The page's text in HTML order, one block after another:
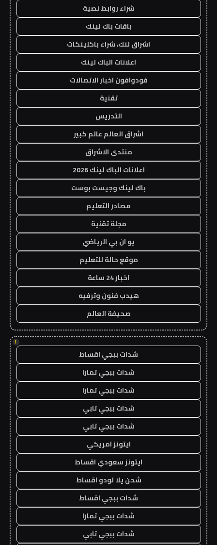
شراء روابط نصية
باقات باك لينك
اشراق لنك، شراء باكلينكات
اعلانات الباك لينك
فودوافون اخبار الاتصالات
تقنية
التدريس
اشراق العالم عالم كبير
منتدى الاشراق
اعلانات الباك لينك 2026
باك لينك وجيست بوست
مصادر التعليم
مجلة تقنية
يو ان بي الرياضي
موقع حالة للتعليم
اخبار 24 ساعة
هيدب فنون وترفيه
صحيفة العالم
!
شدات ببجي اقساط
شدات ببجي تمارا
شدات ببجي تمارا
شدات ببجي تابي
شدات ببجي تابي
ايتونز امريكي
ايتونز سعودي اقساط
شحن يلا لودو اقساط
شدات ببجي اقساط
شدات ببجي تمارا
شدات ببجي تابي